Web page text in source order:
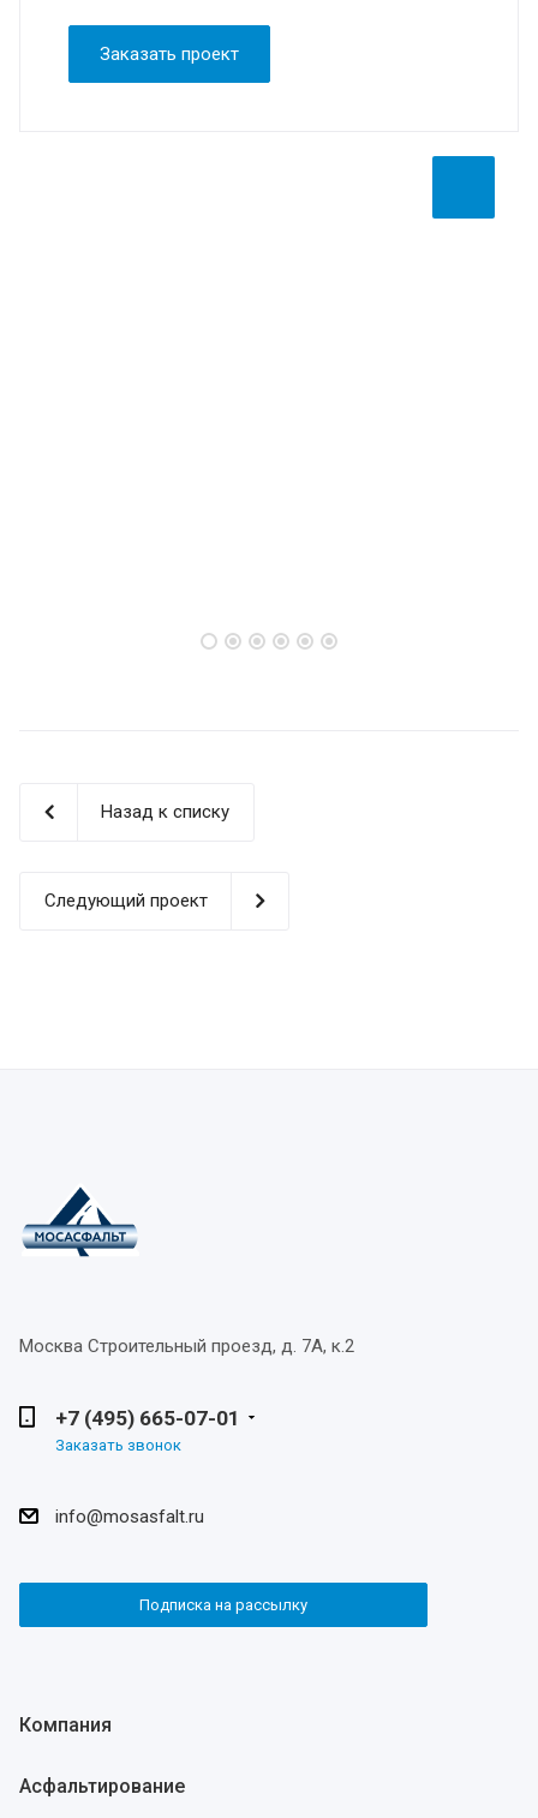
Заказать проект
Назад к списку
Следующий проект
Москва Строительный проезд, д. 7А, к.2
+7 (495) 665-07-01
Заказать звонок
info@mosasfalt.ru
Подписка на рассылку
Компания
Асфальтирование